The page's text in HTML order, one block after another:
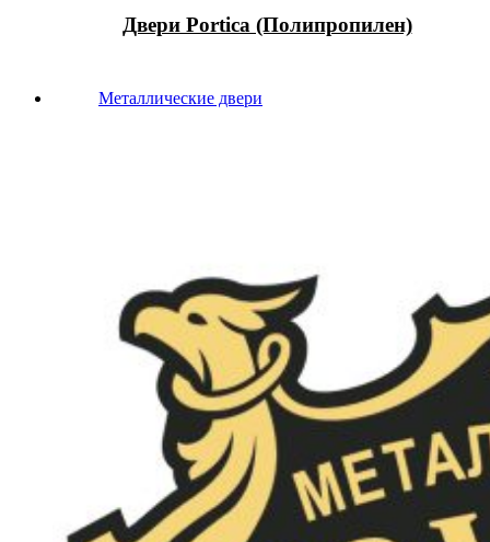
Двери Portica (Полипропилен)
Металлические двери